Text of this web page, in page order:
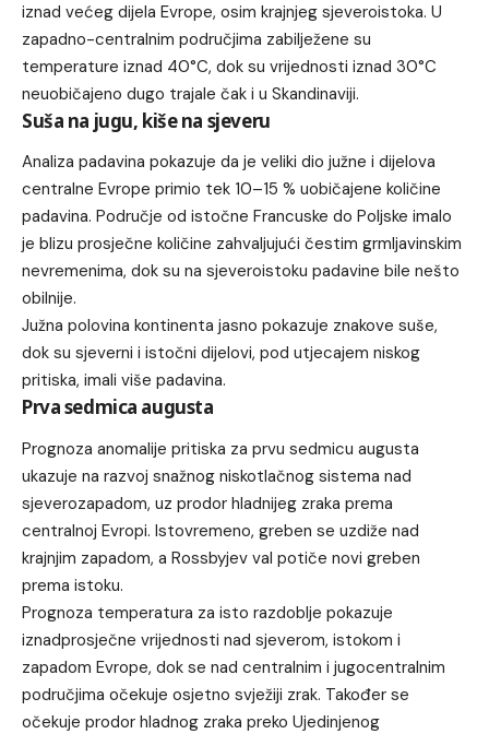
iznad većeg dijela Evrope, osim krajnjeg sjeveroistoka. U
zapadno-centralnim područjima zabilježene su
temperature iznad 40°C, dok su vrijednosti iznad 30°C
neuobičajeno dugo trajale čak i u Skandinaviji.
Suša na jugu, kiše na sjeveru
Analiza padavina pokazuje da je veliki dio južne i dijelova
centralne Evrope primio tek 10–15 % uobičajene količine
padavina. Područje od istočne Francuske do Poljske imalo
je blizu prosječne količine zahvaljujući čestim grmljavinskim
nevremenima, dok su na sjeveroistoku padavine bile nešto
obilnije.
Južna polovina kontinenta jasno pokazuje znakove suše,
dok su sjeverni i istočni dijelovi, pod utjecajem niskog
pritiska, imali više padavina.
Prva sedmica augusta
Prognoza anomalije pritiska za prvu sedmicu augusta
ukazuje na razvoj snažnog niskotlačnog sistema nad
sjeverozapadom, uz prodor hladnijeg zraka prema
centralnoj Evropi. Istovremeno, greben se uzdiže nad
krajnjim zapadom, a Rossbyjev val potiče novi greben
prema istoku.
Prognoza temperatura za isto razdoblje pokazuje
iznadprosječne vrijednosti nad sjeverom, istokom i
zapadom Evrope, dok se nad centralnim i jugocentralnim
područjima očekuje osjetno svježiji zrak. Također se
očekuje prodor hladnog zraka preko Ujedinjenog